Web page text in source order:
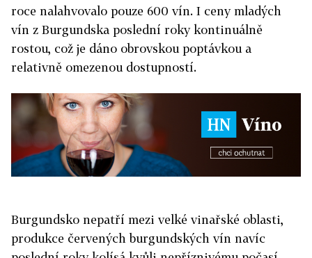
roce nalahvovalo pouze 600 vín. I ceny mladých
vín z Burgundska poslední roky kontinuálně
rostou, což je dáno obrovskou poptávkou a
relativně omezenou dostupností.
Burgundsko nepatří mezi velké vinařské oblasti,
produkce červených burgundských vín navíc